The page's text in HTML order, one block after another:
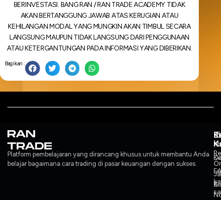
BERINVESTASI. BANG RAN / RAN TRADE ACADEMY TIDAK
AKAN BERTANGGUNG JAWAB ATAS KERUGIAN ATAU
KEHILANGAN MODAL YANG MUNGKIN AKAN TIMBUL SECARA
LANGSUNG MAUPUN TIDAK LANGSUNG DARI PENGGUNAAN
ATAU KETERGANTUNGAN PADA INFORMASI YANG DIBERIKAN.
Bagikan :
Platform pembelajaran yang dirancang khusus untuk membantu Anda
belajar bagaimana cara trading di pasar keuangan dengan sukses.
6